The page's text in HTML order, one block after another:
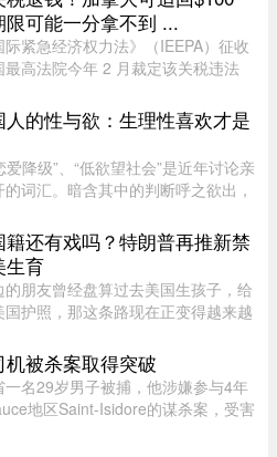
，得到的报价 ...
可能一分拿不到 ...
紧急经济权力法》（IEEPA）征收
最高法院今年 2 月裁定该关税违法
Section 122、301 和 338 条款）纷
进展变得容 ...
的性与欲：生理性喜欢才是
爱降级”、“低欲望社会”是近年讨论亲
词汇。暗含其中的判断呼之欲出，
却对这一普遍的直觉保持怀疑。她
会 ...
籍还有戏吗？特朗普再推新禁
生育
朋友曾经盘算过去美国生孩子，给
护照，那这条路现在正变得越来越
，再一次向"生育旅游"开刀。"他们
成了一个 ...
机被杀案取得突破
一名29岁男子被捕，他涉嫌参与4年
地区Saint-Isidore的谋杀案，受害